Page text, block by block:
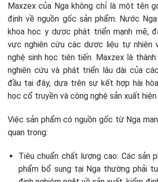
Maxzex của Nga không chỉ là một tên
định về nguồn gốc sản phẩm. Nước
khoa học y dược phát triển mạnh mẽ,
vực nghiên cứu các dược liệu tự nhiên
nghệ sinh học tiên tiến. Maxzex là
nghiên cứu và phát triển lâu dài của
đầu tại đây, dựa trên sự kết hợp hài
học cổ truyền và công nghệ sản xuất hiện
Việc sản phẩm có nguồn gốc từ Nga
quan trọng:
Tiêu chuẩn chất lượng cao: Các sản
phẩm bổ sung tại Nga thường phải